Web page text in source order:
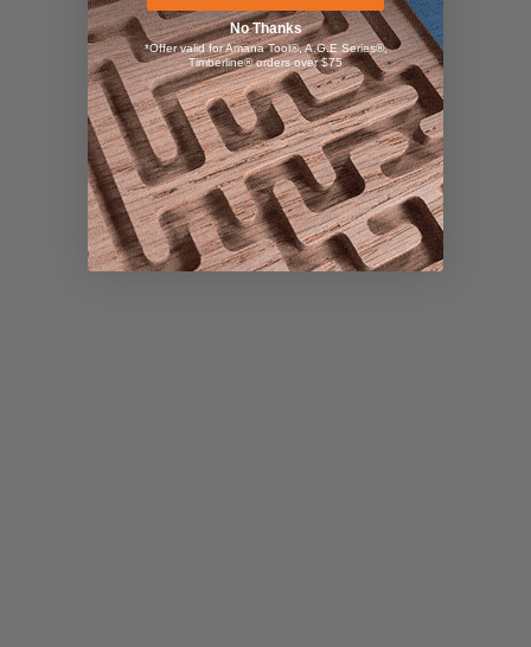
No Thanks
*Offer valid for Amana Tool®, A.G.E Series®,
Timberline® orders over $75